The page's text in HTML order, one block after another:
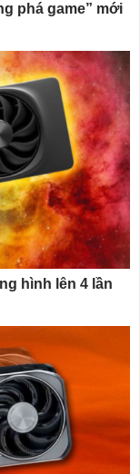
phá game” mới
hình lên 4 lần